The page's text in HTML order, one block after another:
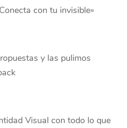
con tu invisible»
y las pulimos
Visual con todo lo que